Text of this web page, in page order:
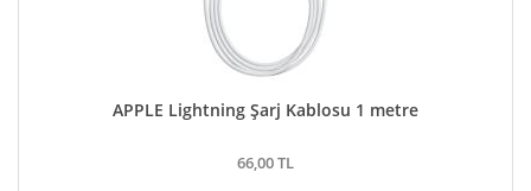
APPLE Lightning Şarj Kablosu 1 metre
66,00 TL